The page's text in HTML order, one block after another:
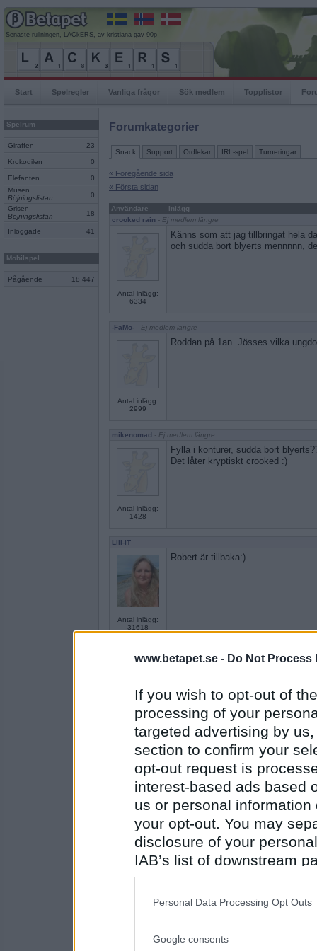
www.betapet.se - Do Not Process
If you wish to opt-out of
processing of your
targeted advertising by
section to confirm your
opt-out request is
interest-based ads based
us or personal
your opt-out. You may
disclosure of your
IAB’s list of downstream
also be disclosed by us
Downstream Participants
Please note that this
Personal Data Processing Opt Outs
Google consents
Senaste rullningen, LACkERS, av kristiana gav 90p
Start Spelregler Vanliga frågor Sök medlem Topplistor
Spelrum
Giraffen 23
Krokodilen 0
Elefanten
0
Musen
Böjningslistan
0
Grisen
Böjningslistan
18
Inloggade 41
Mobilspel
Pågående 18 447
Forumkategorier
Snack Support Ordlekar IRL-spel Turneringar
« Föregående sida
« Första sidan
Användare
Inlägg
crooked rain - Ej medlem längre
Antal inlägg:
6334
Känns som att jag tillbringat hela
och sudda bort blyerts mennnnn,
-FaMo- - Ej medlem längre
Antal inlägg:
2999
Roddan på 1an. Jösses vilka
mikenomad - Ej medlem längre
Antal inlägg:
1428
Fylla i konturer, sudda bort
Det låter kryptiskt crooked :)
Lill-IT
Antal inlägg:
31618
Robert är tillbaka:)
- Ej medlem längre
Antal inlägg: 103
Antal inlägg:
31618
:)
Och så glädjer jag mig åt Nattis
hyfsat;)
Fröken Sol
Antal inlägg: 84
Ingen småsak alls, direkt, men